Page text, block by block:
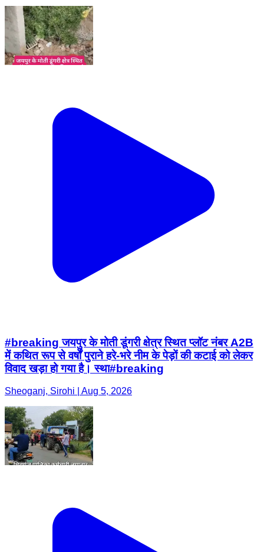
#breaking जयपुर के मोती डूंगरी क्षेत्र स्थित प्लॉट नंबर A2B
में कथित रूप से वर्षों पुराने हरे-भरे नीम के पेड़ों की कटाई को लेकर
विवाद खड़ा हो गया है। स्था#breaking
Sheoganj, Sirohi | Aug 5, 2026